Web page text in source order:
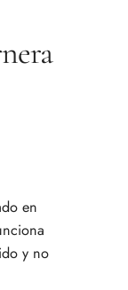
en
y no